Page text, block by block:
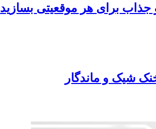
جذاب برای هر موقعیتی بسازید
شیک و ماندگار